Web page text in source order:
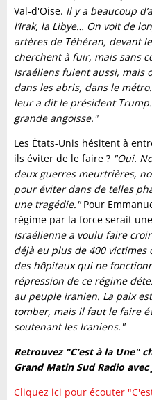
Val-d'Oise. Il y a beaucoup
l’Irak, la Libye… On voit de
artères de Téhéran, devant
cherchent à fuir, mais sans
Israéliens fuient aussi, mais
dans les abris, dans le
leur a dit le président
grande angoisse."
Les États-Unis hésitent à
ils éviter de le faire ? "Oui.
deux guerres meurtrières,
pour éviter dans de telles
une tragédie." Pour
régime par la force serait
israélienne a voulu faire
déjà eu plus de 400 victimes
des hôpitaux qui ne
répression de ce régime
au peuple iranien. La paix
tomber, mais il faut le faire
soutenant les Iraniens."
Retrouvez "C’est à la Une"
Grand Matin Sud Radio
Cliquez ici pour écouter